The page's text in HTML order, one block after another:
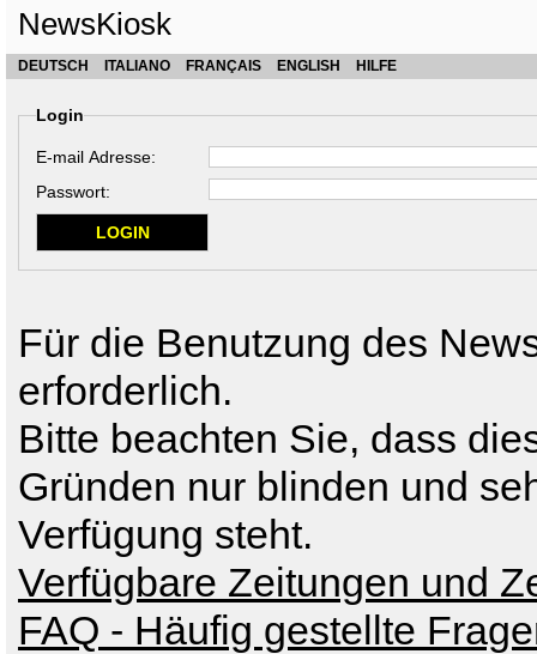
NewsKiosk
DEUTSCH ITALIANO FRANÇAIS ENGLISH HILFE
Login
E-mail Adresse:
Passwort:
Für die Benutzung des
erforderlich.
Bitte beachten Sie, dass
Gründen nur blinden und
Verfügung steht.
Verfügbare Zeitungen und
FAQ - Häufig gestellte